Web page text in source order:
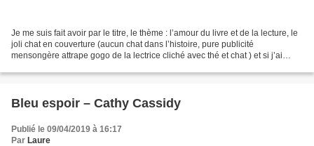
Je me suis fait avoir par le titre, le thème : l’amour du livre et de la lecture, le
joli chat en couverture (aucun chat dans l’histoire, pure publicité
mensongère attrape gogo de la lectrice cliché avec thé et chat ) et si j’ai
Bleu espoir – Cathy Cassidy
Publié le 09/04/2019 à 16:17
Par Laure